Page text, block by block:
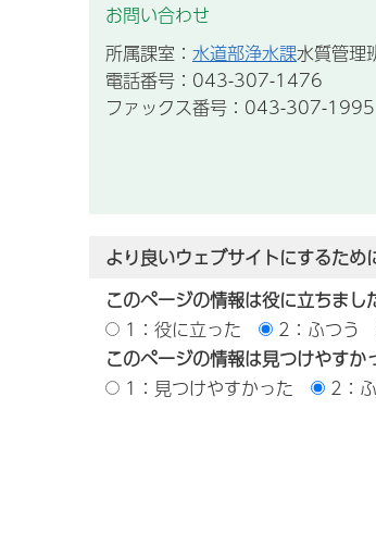
お問い合わせ
所属課室： 水道部浄水課水質管理
電話番号：043-307-1476
ファックス番号：043-307-1995
より良いウェブサイトにするた
このページの情報は役に立ちまし
1：役に立った
2：ふつう
このページの情報は見つけやすか
1：見つけやすかった
2：